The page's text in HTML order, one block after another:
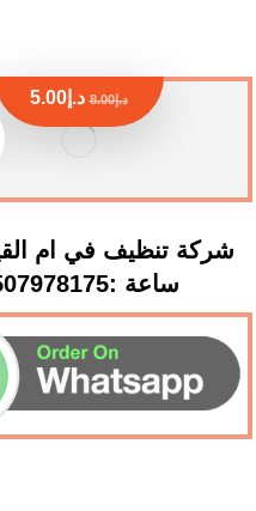
ساعة :0507978175
د.إ8.00 د.إ5.00